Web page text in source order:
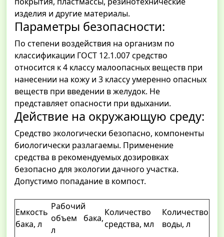
изделия и другие материалы.
Параметры безопасности:
По степени воздействия на организм по
классификации ГОСТ 12.1.007 средство
относится к 4 классу малоопасных веществ при
нанесении на кожу и 3 классу умеренно опасных
веществ при введении в желудок. Не
представляет опасности при вдыхании.
Действие на окружающую среду:
Средство экологически безопасно, компоненты
биологически разлагаемы. Применение
средства в рекомендуемых дозировках
безопасно для экологии дачного участка.
Допустимо попадание в компост.
Емкость
бака, л
Рабочий
объем бака,
л
Количество
средства, мл
Количество
воды, л